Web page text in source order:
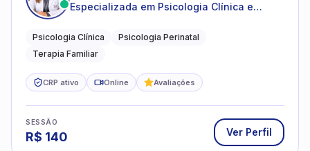
Especializada em Psicologia Clínica e
famílias
Psicologia Clínica
Psicologia Perinatal
Terapia Familiar
CRP ativo Online Avaliações
SESSÃO
R$ 140 Ver Perfil